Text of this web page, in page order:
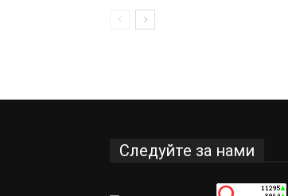
Следуйте за нами